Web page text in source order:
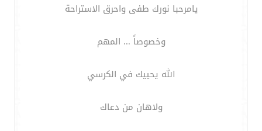
يامرحبا نورك طفى واحرق الاستراحة
وخصوصاً ... المهم
الله يحييك في الكرسي
ولاهان من دعاك